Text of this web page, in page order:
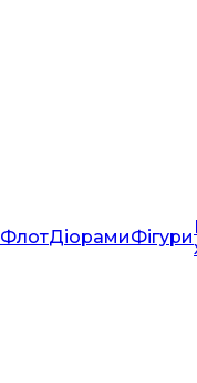
ФлотДіорамиФігури